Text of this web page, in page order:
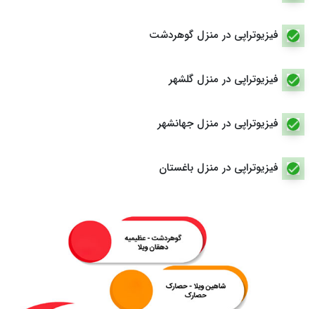
فیزیوتراپی در منزل گوهردشت
فیزیوتراپی در منزل گلشهر
فیزیوتراپی در منزل جهانشهر
فیزیوتراپی در منزل باغستان